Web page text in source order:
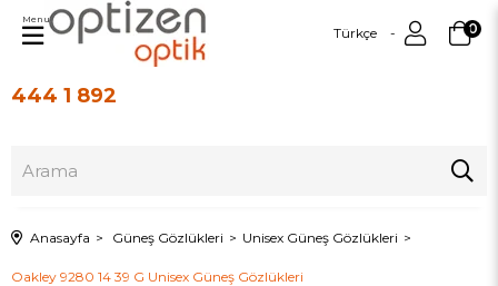
444 1 892
Türkçe 0
Menu
Anasayfa Güneş Gözlükleri Unisex Güneş Gözlükleri
Oakley 9280 14 39 G Unisex Güneş Gözlükleri